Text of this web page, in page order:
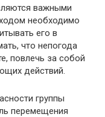
важными
необходимо
его в
что непогода
повлечь за собой
действий.
группы
перемещения